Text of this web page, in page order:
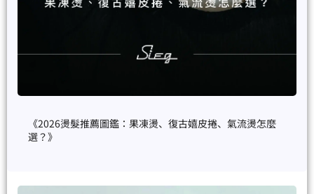
《2026燙髮推薦圖鑑：果凍燙、復古嬉皮捲、氣流燙怎麼
選？》